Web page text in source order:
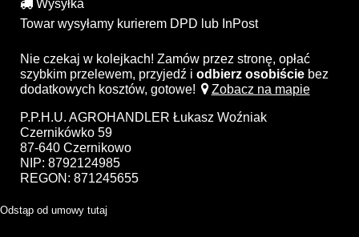
Wysyłka
Towar wysyłamy kurierem DPD lub InPost
Nie czekaj w kolejkach! Zamów przez stronę, opłać
szybkim przelewem, przyjedź i odbierz osobiście bez
dodatkowych kosztów, gotowe!
Zobacz na mapie
P.P.H.U. AGROHANDLER Łukasz Woźniak
Czernikówko 59
87-640 Czernikowo
NIP: 8792124985
REGON: 871245655
Odstąp od umowy tutaj